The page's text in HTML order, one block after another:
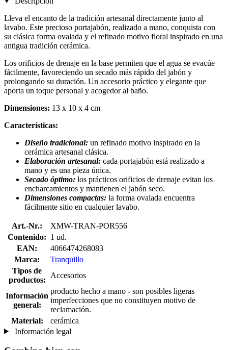
Lleva el encanto de la tradición artesanal directamente junto al
lavabo. Este precioso portajabón, realizado a mano, conquista con
su clásica forma ovalada y el refinado motivo floral inspirado en una
antigua tradición cerámica.
Los orificios de drenaje en la base permiten que el agua se evacúe
fácilmente, favoreciendo un secado más rápido del jabón y
prolongando su duración. Un accesorio práctico y elegante que
aporta un toque personal y acogedor al baño.
Dimensiones: 13 x 10 x 4 cm
Características:
Diseño tradicional: un refinado motivo inspirado en la
cerámica artesanal clásica.
Elaboración artesanal: cada portajabón está realizado a
mano y es una pieza única.
Secado óptimo: los prácticos orificios de drenaje evitan los
encharcamientos y mantienen el jabón seco.
Dimensiones compactas: la forma ovalada encuentra
fácilmente sitio en cualquier lavabo.
Art.-Nr.:
XMW-TRAN-POR556
Contenido: 1 ud.
EAN:
4066474268083
Marca:
Tranquillo
Tipos de
productos:
Accesorios
Información
general:
producto hecho a mano - son posibles ligeras
imperfecciones que no constituyen motivo de
reclamación.
Material:
cerámica
Información legal